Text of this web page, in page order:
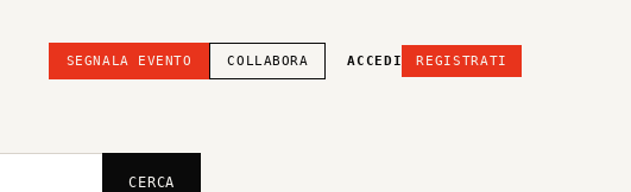
SEGNALA EVENTO COLLABORA ACCEDI REGISTRATI
CERCA